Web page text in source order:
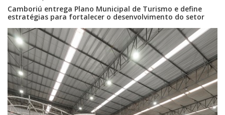
Itapema se destaca no IDEB e conquista melhor resultado da região
Camboriú entrega Plano Municipal de Turismo e define
estratégias para fortalecer o desenvolvimento do setor